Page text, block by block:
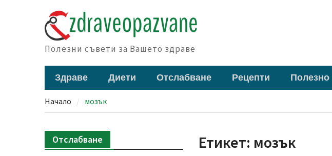
Полезни съвети за Вашето здраве
Здраве Диети Отслабване Рецепти Полезно
Начало мозък
Етикет: мозък
Отслабване